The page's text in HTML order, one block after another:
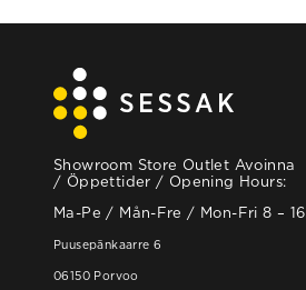
Showroom Store Outlet Avoinna
/ Öppettider / Opening Hours:
Ma-Pe / Mån-Fre / Mon-Fri 8 – 16
Puusepänkaarre 6
06150 Porvoo